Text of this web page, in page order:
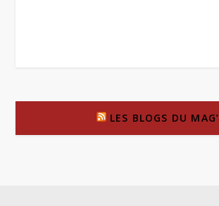
LES BLOGS DU MAG’